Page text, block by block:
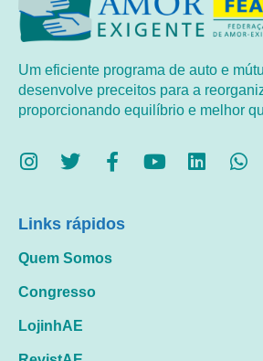
Um eficiente programa de auto e
desenvolve preceitos para a
proporcionando equilíbrio e melhor
Links rápidos
Quem Somos
Congresso
LojinhAE